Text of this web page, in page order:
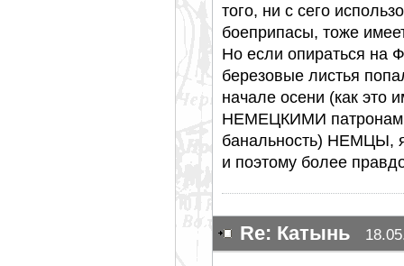
того, ни с сего
боеприпасы, тоже
Но если опираться на
березовые листья
начале осени (как это
НЕМЕЦКИМИ патронами
банальность) НЕМЦЫ,
и поэтому более
Re: Катынь